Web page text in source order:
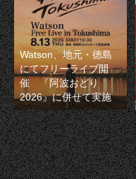
Watson、地元・徳島
にてフリーライブ開
催 『阿波おどり
2026』に併せて実施